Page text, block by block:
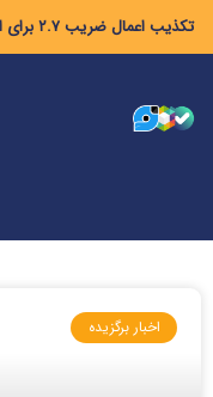
تکذیب اعمال ضریب ۲.۷ برای اینترنت بین‌الملل از سوی سازمان تنظیم مقررات
اخبار برگزیده